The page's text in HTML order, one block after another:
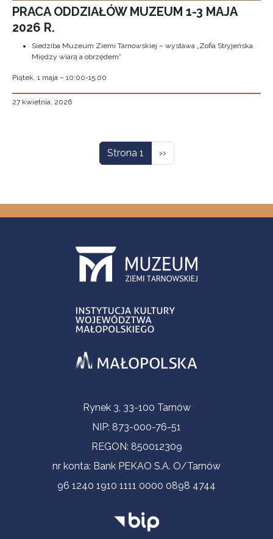
PRACA ODDZIAŁÓW MUZEUM 1-3 MAJA
2026 R.
Siedziba Muzeum Ziemi Tarnowskiej – wystawa „Zofia Stryjeńska.
Między wiarą a obrzędem”
Piątek, 1 maja – 10:00-15:00
27 kwietnia, 2026
Strona 1 Następna strona
››
Informacje kontaktoweRynek 3, 33-100 Tarnów
NIP: 873-000-76-51
REGON: 850012309
nr konta: Bank PEKAO S.A. O/Tarnów
96 1240 1910 1111 0000 0898 4744